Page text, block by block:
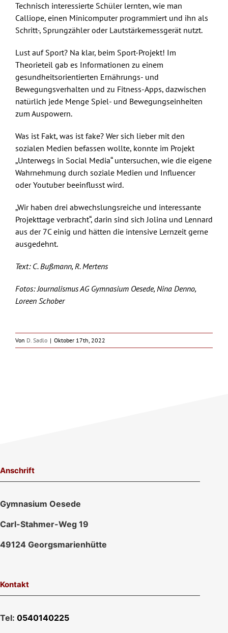
Technisch interessierte Schüler lernten, wie man
Calliope, einen Minicomputer programmiert und ihn als
Schritt-, Sprungzähler oder Lautstärkemessgerät nutzt.
Lust auf Sport? Na klar, beim Sport-Projekt! Im
Theorieteil gab es Informationen zu einem
gesundheitsorientierten Ernährungs- und
Bewegungsverhalten und zu Fitness-Apps, dazwischen
natürlich jede Menge Spiel- und Bewegungseinheiten
zum Auspowern.
Was ist Fakt, was ist fake? Wer sich lieber mit den
sozialen Medien befassen wollte, konnte im Projekt
„Unterwegs in Social Media“ untersuchen, wie die eigene
Wahrnehmung durch soziale Medien und Influencer
oder Youtuber beeinflusst wird.
„Wir haben drei abwechslungsreiche und interessante
Projekttage verbracht“, darin sind sich Jolina und Lennard
aus der 7C einig und hätten die intensive Lernzeit gerne
ausgedehnt.
Text: C. Bußmann, R. Mertens
Fotos: Journalismus AG Gymnasium Oesede, Nina Denno,
Loreen Schober
Von D. Sadlo | Oktober 17th, 2022
Anschrift
Gymnasium Oesede
Carl-Stahmer-Weg 19
49124 Georgsmarienhütte
Kontakt
Tel: 0540140225